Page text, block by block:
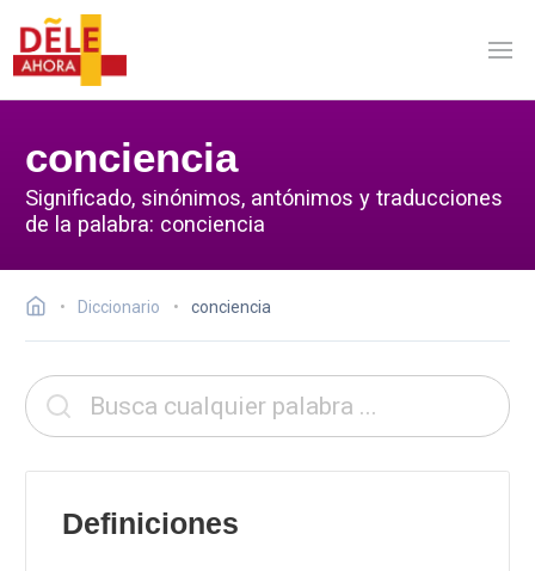
conciencia
Significado, sinónimos, antónimos y traducciones
de la palabra: conciencia
Diccionario conciencia
Definiciones